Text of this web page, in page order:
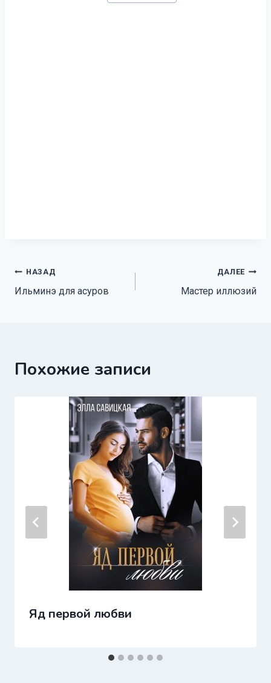
Навигация
по
НАЗАД
Ильминэ для асуров
ДАЛЕЕ
Мастер иллюзий
Похожие записи
Яд первой любви